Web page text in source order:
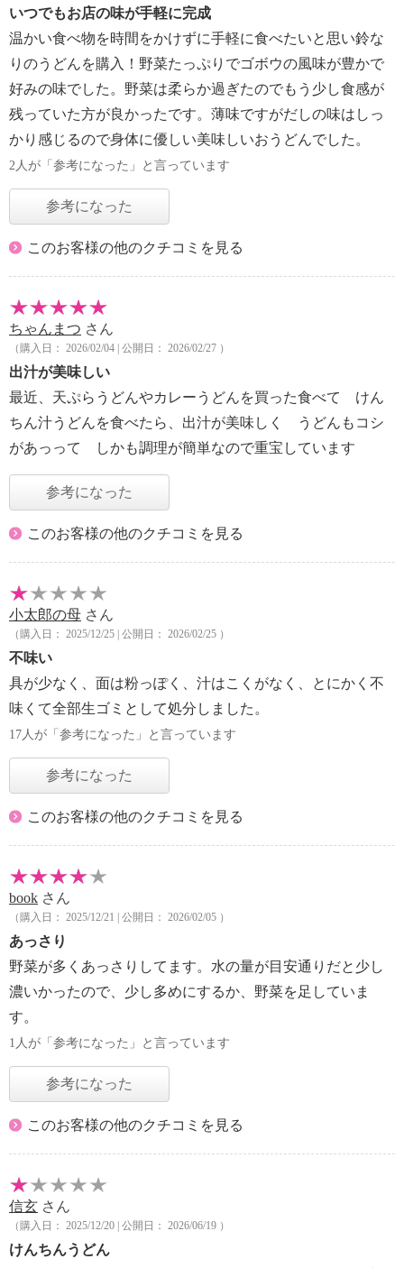
いつでもお店の味が手軽に完成
温かい食べ物を時間をかけずに手軽に食べたいと思い鈴な
りのうどんを購入！野菜たっぷりでゴボウの風味が豊かで
好みの味でした。野菜は柔らか過ぎたのでもう少し食感が
残っていた方が良かったです。薄味ですがだしの味はしっ
かり感じるので身体に優しい美味しいおうどんでした。
2人が「参考になった」と言っています
参考になった
このお客様の他のクチコミを見る
ちゃんまつ さん
（購入日： 2026/02/04 | 公開日： 2026/02/27 ）
出汁が美味しい
最近、天ぷらうどんやカレーうどんを買った食べて けん
ちん汁うどんを食べたら、出汁が美味しく うどんもコシ
があっって しかも調理が簡単なので重宝しています
参考になった
このお客様の他のクチコミを見る
小太郎の母 さん
（購入日： 2025/12/25 | 公開日： 2026/02/25 ）
不味い
具が少なく、面は粉っぽく、汁はこくがなく、とにかく不
味くて全部生ゴミとして処分しました。
17人が「参考になった」と言っています
参考になった
このお客様の他のクチコミを見る
book さん
（購入日： 2025/12/21 | 公開日： 2026/02/05 ）
あっさり
野菜が多くあっさりしてます。水の量が目安通りだと少し
濃いかったので、少し多めにするか、野菜を足していま
す。
1人が「参考になった」と言っています
参考になった
このお客様の他のクチコミを見る
信玄 さん
（購入日： 2025/12/20 | 公開日： 2026/06/19 ）
けんちんうどん